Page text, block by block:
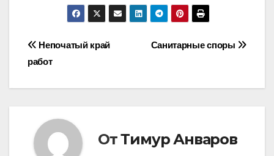
Навигация
по
Санитарные споры
Непочатый край
работ
ОтТимур Анваров